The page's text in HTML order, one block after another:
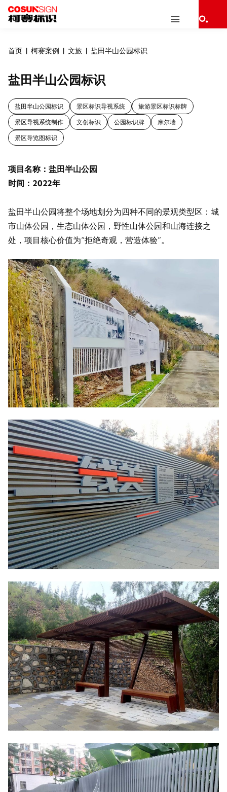
首页 柯赛案例 文旅 盐田半山公园标识
盐田半山公园标识
盐田半山公园标识 景区标识导视系统 旅游景区标识标牌
景区导视系统制作 文创标识 公园标识牌 摩尔墙
景区导览图标识
项目名称：盐田半山公园
时间：2022年
盐田半山公园将整个场地划分为四种不同的景观类型区：城
市山体公园，生态山体公园，野性山体公园和山海连接之
处，项目核心价值为“拒绝奇观，营造体验”。